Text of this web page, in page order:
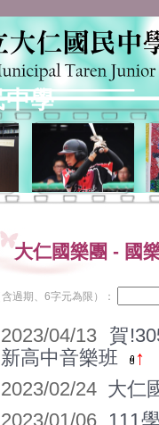
中學
大仁國樂團 - 國
過期、6字元為限）：
2023/04/13 賀
新高中音樂班
↑
2023/02/24 大仁
2023/01/06 111